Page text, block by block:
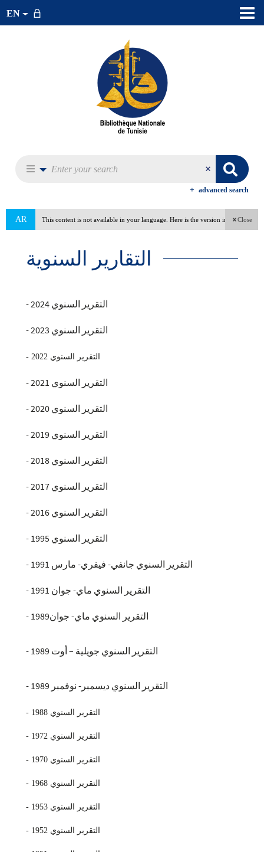
EN
advanced search
AR This content is not available in your language. Here is the version in arabicClose
التقارير السنوية
- التقرير السنوي 2024
- التقرير السنوي 2023
- التقرير السنوي 2022
- التقرير السنوي 2021
- التقرير السنوي 2020
- التقرير السنوي 2019
- التقرير السنوي 2018
- التقرير السنوي 2017
- التقرير السنوي 2016
- التقرير السنوي 1995
- التقرير السنوي جانفي- فيفري- مارس 1991
- التقرير السنوي ماي- جوان 1991
- التقرير السنوي ماي- جوان1989
- التقرير السنوي جويلية – أوت 1989
- التقرير السنوي ديسمبر- نوفمبر 1989
- التقرير السنوي 1988
- التقرير السنوي 1972
- التقرير السنوي 1970
- التقرير السنوي 1968
- التقرير السنوي 1953
- التقرير السنوي 1952